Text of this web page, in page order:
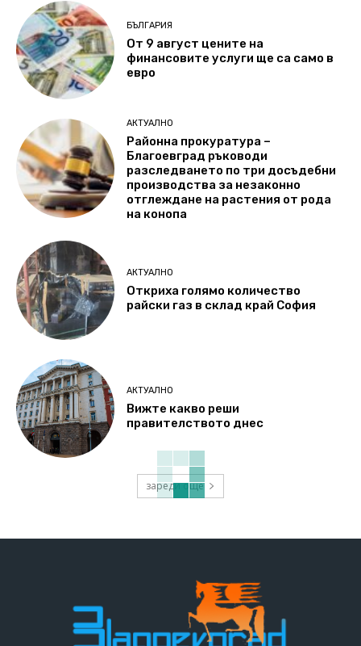
БЪЛГАРИЯ
От 9 август цените на
финансовите услуги ще са само в
евро
АКТУАЛНО
Районна прокуратура –
Благоевград ръководи
разследването по три досъдебни
производства за незаконно
отглеждане на растения от рода
на конопа
АКТУАЛНО
Откриха голямо количество
райски газ в склад край София
АКТУАЛНО
Вижте какво реши
правителството днес
зареди още